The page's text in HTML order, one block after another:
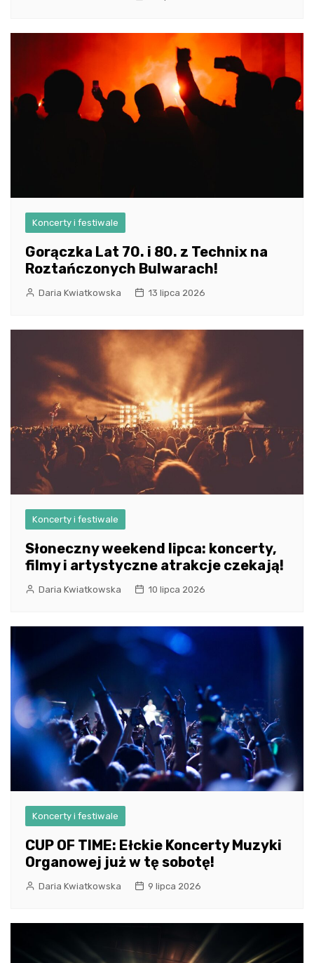
Koncerty i festiwale
Gorączka Lat 70. i 80. z Technix na
Roztańczonych Bulwarach!
Daria Kwiatkowska 13 lipca 2026
Koncerty i festiwale
Słoneczny weekend lipca: koncerty,
filmy i artystyczne atrakcje czekają!
Daria Kwiatkowska 10 lipca 2026
Koncerty i festiwale
CUP OF TIME: Ełckie Koncerty Muzyki
Organowej już w tę sobotę!
Daria Kwiatkowska 9 lipca 2026